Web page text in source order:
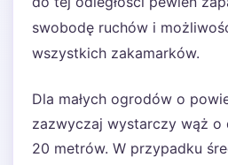
swobodę ruchów i
wszystkich zakamarków.
Dla małych ogrodów o
zazwyczaj wystarczy wąż o
20 metrów. W przypadku